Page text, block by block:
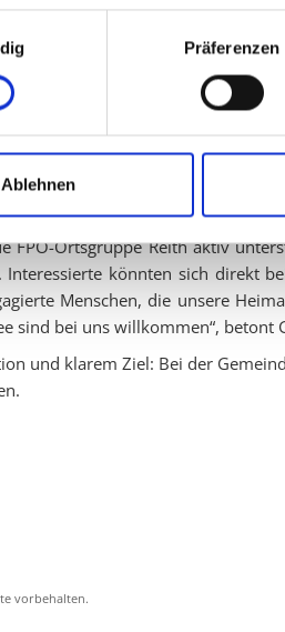
Präferenzen
Ablehnen
entstanden ist. Obmann
klaren Haltung und seinem
die Interessen der Reither
Mannschaft von Herzen viel
Gemeinderatswahl 2028.“
Ortsgruppe ein klares
wollen eine Politik, die die
scheut“, so Gang.
FPÖ-Ortsgruppe Reith aktiv
Interessierte könnten sich direkt
Menschen, die unsere
sind bei uns willkommen“, betont
und klarem Ziel: Bei der
vorbehalten.